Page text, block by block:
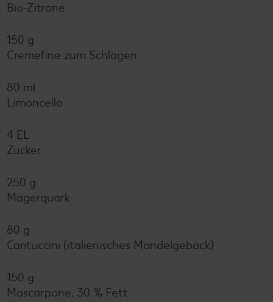
Bio-Zitrone
150 g
Cremefine zum Schlagen
80 ml
Limoncello
4 EL
Zucker
250 g
Magerquark
80 g
Cantuccini (italienisches Mandelgebäck)
150 g
Mascarpone, 30 % Fett